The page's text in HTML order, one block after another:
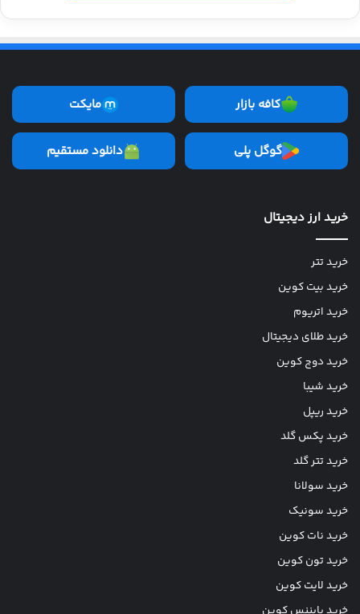
کافه بازار مایکت
گوگل پلی دانلود مستقیم
خرید ارز دیجیتال
خرید تتر
خرید بیت کوین
خرید اتریوم
خرید طلای دیجیتال
خرید دوج کوین
خرید شیبا
خرید ریپل
خرید پکس گلد
خرید تتر گلد
خرید سولانا
خرید سونیک
خرید نات کوین
خرید تون کوین
خرید لایت کوین